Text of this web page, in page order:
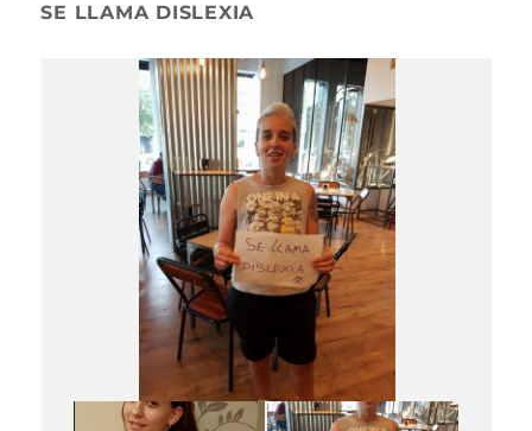
SE LLAMA DISLEXIA